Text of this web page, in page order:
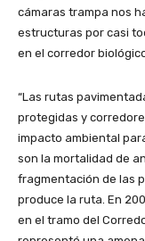
cámaras trampa nos
estructuras por casi
en el corredor
“Las rutas
protegidas y
impacto ambiental
son la mortalidad de
fragmentación de las
produce la ruta. En
en el tramo del